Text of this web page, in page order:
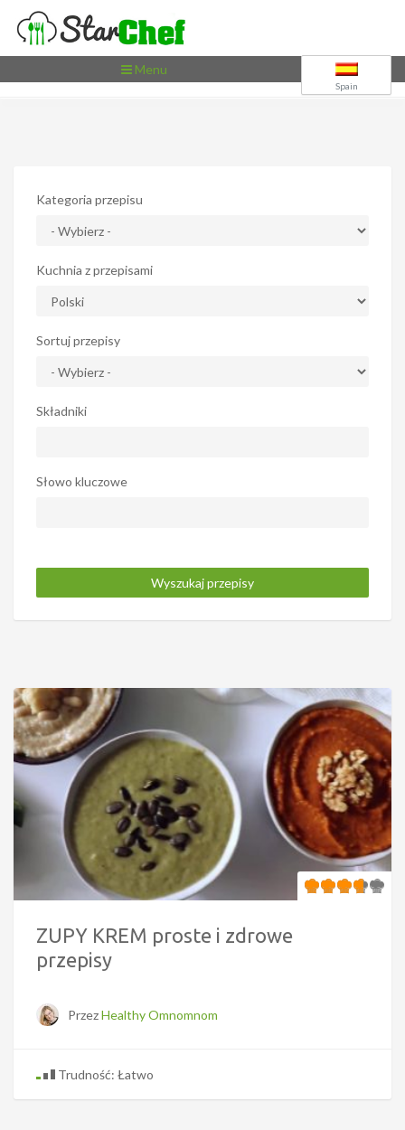
Spain
Toggle
navigation
Menu
Kategoria przepisu
Kuchnia z przepisami
Sortuj przepisy
Składniki
Słowo kluczowe
Wyszukaj przepisy
ZUPY KREM proste i zdrowe
przepisy
PrzezHealthy Omnomnom
Trudność: Łatwo